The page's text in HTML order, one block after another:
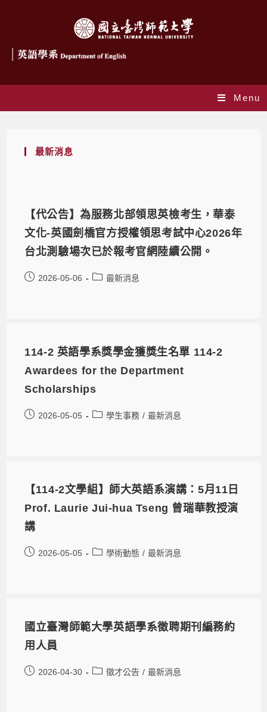
Menu
最新消息
【代公告】為服務北部領思英檢考生，華泰
文化-英國劍橋官方授權領思考試中心2026年
台北測驗場次已於報考官網陸續公開。
2026-05-06 最新消息
114-2 英語學系獎學金獲獎生名單 114-2
Awardees for the Department
Scholarships
2026-05-05 學生事務 / 最新消息
【114-2文學組】師大英語系演講：5月11日
Prof. Laurie Jui-hua Tseng 曾瑞華教授演
講
2026-05-05 學術動態 / 最新消息
國立臺灣師範大學英語學系徵聘期刊編務約
用人員
2026-04-30 徵才公告 / 最新消息